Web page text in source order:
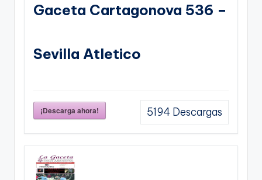
Gaceta Cartagonova 536 –
Sevilla Atletico
¡Descarga ahora! 5194 Descargas